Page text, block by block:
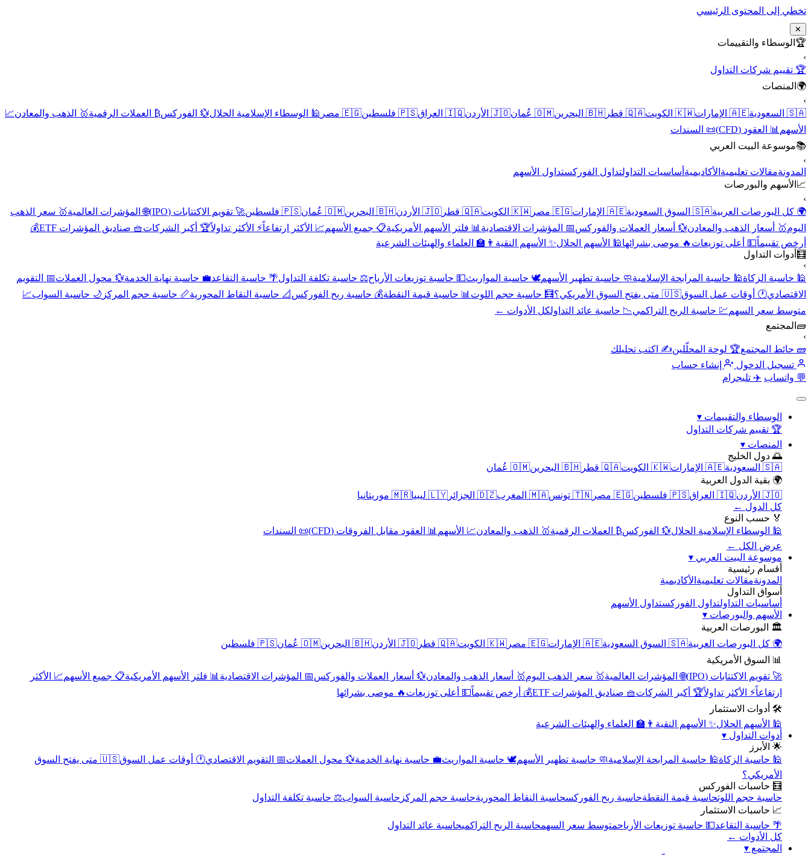
تخطي إلى المحتوى الرئيسي
✕
🏆 الوسطاء والتقييمات
›
🏆 تقييم شركات التداول
🌍 المنصات
›
🇸🇦 السعودية
🇦🇪 الإمارات 🇰🇼 الكويت 🇶🇦 قطر 🇧🇭 البحرين 🇴🇲 عُمان 🇯🇴 الأردن 🇮🇶 العراق 🇵🇸 فلسطين 🇪🇬 مصر 🕌 الوسطاء الإسلامية الحلال💱 الفوركس₿ العملات الرقمية🥇 الذهب والمعادن📈
الأسهم 📊 العقود (CFD)
📜 السندات
📚موسوعة البيت العربي
›
المدونةمقالات تعليمية الأكاديمية أساسيات التداولتداول الفوركستداول الأسهم
📈 الأسهم والبورصات
›
🌍 كل البورصات العربية🇸🇦 السوق السعودية 🇦🇪 الإمارات 🇪🇬 مصر 🇰🇼 الكويت 🇶🇦 قطر 🇯🇴 الأردن 🇧🇭 البحرين 🇴🇲 عُمان 🇵🇸 فلسطين 🚀 تقويم الاكتتابات (IPO) 🌐 المؤشرات العالمية🥇 سعر الذهب
اليوم🥇 أسعار الذهب والمعادن💱 أسعار العملات والفوركس📅 المؤشرات الاقتصادية 📊 فلتر الأسهم الأمريكية📋 جميع الأسهم📈 الأكثر ارتفاعاً⚡ الأكثر تداولاً🏆 أكبر الشركات🧺 صناديق المؤشرات ETF
💰
أرخص تقييماً💵 أعلى توزيعات 🔥 موصى بشرائها🕌 الأسهم الحلال✨ الأسهم النقية 👨‍🏫 العلماء والهيئات الشرعية
🧮 أدوات التداول
›
🕌 حاسبة الزكاة🕌 حاسبة المرابحة الإسلامية🧼 حاسبة تطهير الأسهم🕊️ حاسبة المواريث💵 حاسبة توزيعات الأرباح⚖️ حاسبة تكلفة التداول🌴 حاسبة التقاعد💼 حاسبة نهاية الخدمة💱 محول العملات📅 التقويم
الاقتصادي🕐 أوقات عمل السوق🇺🇸 متى يفتح السوق الأمريكي؟ 🧮 حاسبة حجم اللوت 📊 حاسبة قيمة النقطة💰 حاسبة ربح الفوركس 📐 حاسبة النقاط المحورية📏 حاسبة حجم المركز 🌙 حاسبة السواب📈
متوسط سعر السهم💹 حاسبة الربح التراكمي📉 حاسبة عائد التداولكل الأدوات ←
🧱 المجتمع
›
🧱 حائط المجتمع🏆 لوحة المحلّلين✍️ اكتب تحليلك
تسجيل الدخول
إنشاء حساب
💬 واتساب ✈️ تليجرام
الوسطاء والتقييمات ▾
🏆 تقييم شركات التداول
المنصات ▾
🌅 دول الخليج
🇸🇦 السعودية
🇦🇪 الإمارات 🇰🇼 الكويت 🇶🇦 قطر 🇧🇭 البحرين
🇴🇲 عُمان
🌍 بقية الدول العربية
🇯🇴 الأردن
🇮🇶 العراق 🇵🇸 فلسطين 🇪🇬 مصر 🇹🇳 تونس 🇲🇦 المغرب 🇩🇿 الجزائر 🇱🇾 ليبيا
🇲🇷 موريتانيا
كل الدول ←
🏅 حسب النوع
🕌 الوسطاء الإسلامية الحلال💱 الفوركس₿ العملات الرقمية🥇 الذهب والمعادن📈 الأسهم 📊 العقود مقابل الفروقات (CFD)
📜 السندات
عرض الكل ←
موسوعة البيت العربي ▾
أقسام رئيسية
المدونةمقالات تعليمية الأكاديمية
أسواق التداول
أساسيات التداولتداول الفوركستداول الأسهم
الأسهم والبورصات ▾
🏛️ البورصات العربية
🌍 كل البورصات العربية🇸🇦 السوق السعودية 🇦🇪 الإمارات 🇪🇬 مصر 🇰🇼 الكويت 🇶🇦 قطر 🇯🇴 الأردن 🇧🇭 البحرين 🇴🇲 عُمان
🇵🇸 فلسطين
📊 السوق الأمريكية
🚀 تقويم الاكتتابات (IPO)
🌐 المؤشرات العالمية🥇 سعر الذهب اليوم🥇 أسعار الذهب والمعادن💱 أسعار العملات والفوركس📅 المؤشرات الاقتصادية 📊 فلتر الأسهم الأمريكية📋 جميع الأسهم📈 الأكثر
ارتفاعاً⚡ الأكثر تداولاً🏆 أكبر الشركات🧺 صناديق المؤشرات ETF 💰 أرخص تقييماً💵 أعلى توزيعات 🔥 موصى بشرائها
🛠️ أدوات الاستثمار
🕌 الأسهم الحلال✨ الأسهم النقية 👨‍🏫 العلماء والهيئات الشرعية
أدوات التداول ▾
🌟 الأبرز
🕌 حاسبة الزكاة🕌 حاسبة المرابحة الإسلامية🧼 حاسبة تطهير الأسهم🕊️ حاسبة المواريث💼 حاسبة نهاية الخدمة💱 محول العملات📅 التقويم الاقتصادي🕐 أوقات عمل السوق
🇺🇸 متى يفتح السوق
الأمريكي؟
🧮 حاسبات الفوركس
حاسبة حجم اللوتحاسبة قيمة النقطةحاسبة ربح الفوركسحاسبة النقاط المحوريةحاسبة حجم المركز حاسبة السواب⚖️ حاسبة تكلفة التداول
📈 حاسبات الاستثمار
🌴 حاسبة التقاعد💵 حاسبة توزيعات الأرباحمتوسط سعر السهمحاسبة الربح التراكميحاسبة عائد التداول
كل الأدوات ←
المجتمع ▾